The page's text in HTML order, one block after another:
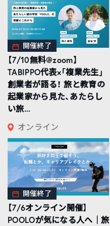
開催終了
【7/10無料@zoom】
TABIPPO代表×「複業先生」
創業者が語る！ 旅と教育の
起業家から見た、あたらし
い旅...
オンライン
開催終了
【7/6オンライン開催】
POOLOが気になる人へ｜旅